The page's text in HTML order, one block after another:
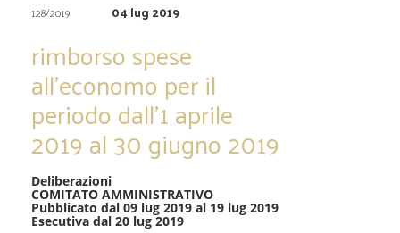
128/2019 04 lug 2019
rimborso spese
all’economo per il
periodo dall’1 aprile
2019 al 30 giugno 2019
Deliberazioni
COMITATO AMMINISTRATIVO
Pubblicato dal 09 lug 2019 al 19 lug 2019
Esecutiva dal 20 lug 2019